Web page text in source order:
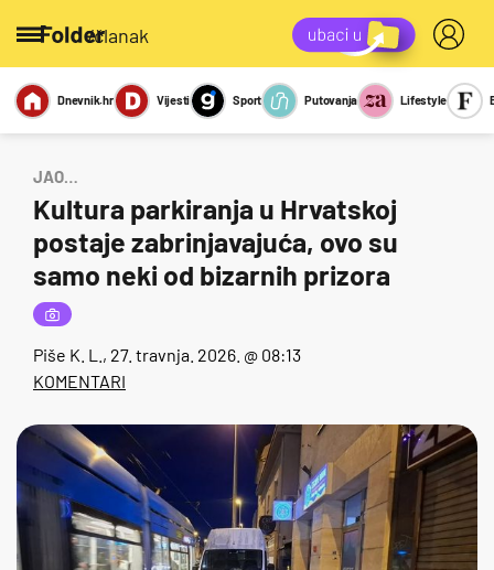
/članak
Miks Kviz
Report
Sexy
Dnevnik.hr Vijesti Sport Putovanja Lifestyle
JAO…
Kultura parkiranja u Hrvatskoj
postaje zabrinjavajuća, ovo su
samo neki od bizarnih prizora
Piše K. L. , 27. travnja. 2026. @ 08:13
KOMENTARI